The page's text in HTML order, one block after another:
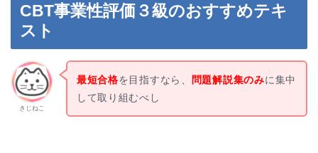
CBT事業性評価３級のおすすめテキ
スト
きじねこ
最短合格を目指すなら、 問題解説集のみに集中
して取り組むべし